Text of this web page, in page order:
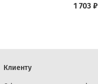
1 703 ₽
Клиенту